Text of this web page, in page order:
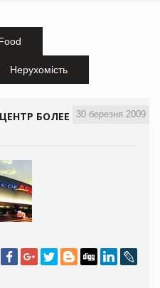
Нерухомість
30 березня 2009
БОЛЕЕ